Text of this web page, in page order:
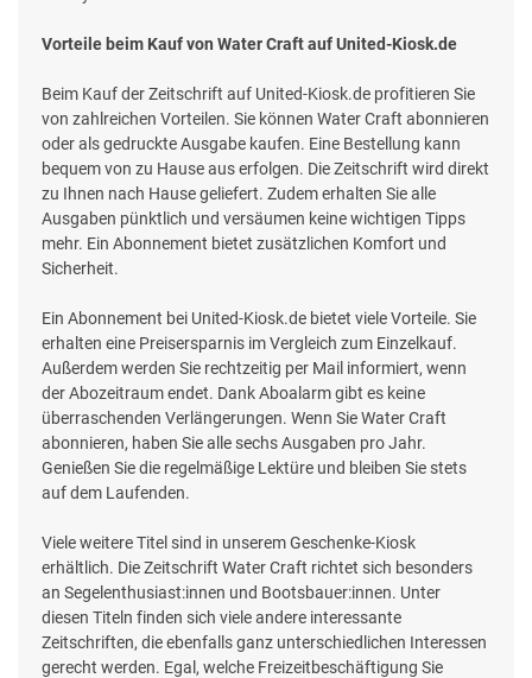
Vorteile beim Kauf von Water Craft auf United-Kiosk.de
Beim Kauf der Zeitschrift auf United-Kiosk.de profitieren Sie
von zahlreichen Vorteilen. Sie können Water Craft abonnieren
oder als gedruckte Ausgabe kaufen. Eine Bestellung kann
bequem von zu Hause aus erfolgen. Die Zeitschrift wird direkt
zu Ihnen nach Hause geliefert. Zudem erhalten Sie alle
Ausgaben pünktlich und versäumen keine wichtigen Tipps
mehr. Ein Abonnement bietet zusätzlichen Komfort und
Sicherheit.
Ein Abonnement bei United-Kiosk.de bietet viele Vorteile. Sie
erhalten eine Preisersparnis im Vergleich zum Einzelkauf.
Außerdem werden Sie rechtzeitig per Mail informiert, wenn
der Abozeitraum endet. Dank Aboalarm gibt es keine
überraschenden Verlängerungen. Wenn Sie Water Craft
abonnieren, haben Sie alle sechs Ausgaben pro Jahr.
Genießen Sie die regelmäßige Lektüre und bleiben Sie stets
auf dem Laufenden.
Viele weitere Titel sind in unserem Geschenke-Kiosk
erhältlich. Die Zeitschrift Water Craft richtet sich besonders
an Segelenthusiast:innen und Bootsbauer:innen. Unter
diesen Titeln finden sich viele andere interessante
Zeitschriften, die ebenfalls ganz unterschiedlichen Interessen
gerecht werden. Egal, welche Freizeitbeschäftigung Sie